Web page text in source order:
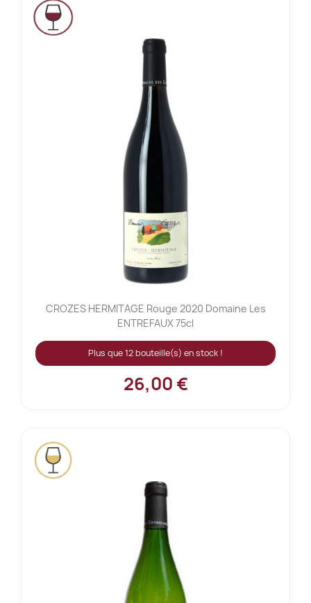
CROZES HERMITAGE Rouge 2020 Domaine Les
ENTREFAUX 75cl
Plus que 12 bouteille(s) en stock !
26,00 €